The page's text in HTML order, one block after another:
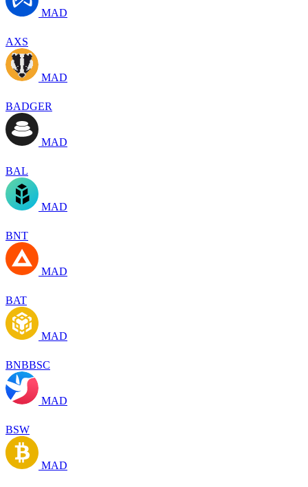
MAD
AXS
MAD
BADGER
MAD
BAL
MAD
BNT
MAD
BAT
MAD
BNBBSC
MAD
BSW
MAD